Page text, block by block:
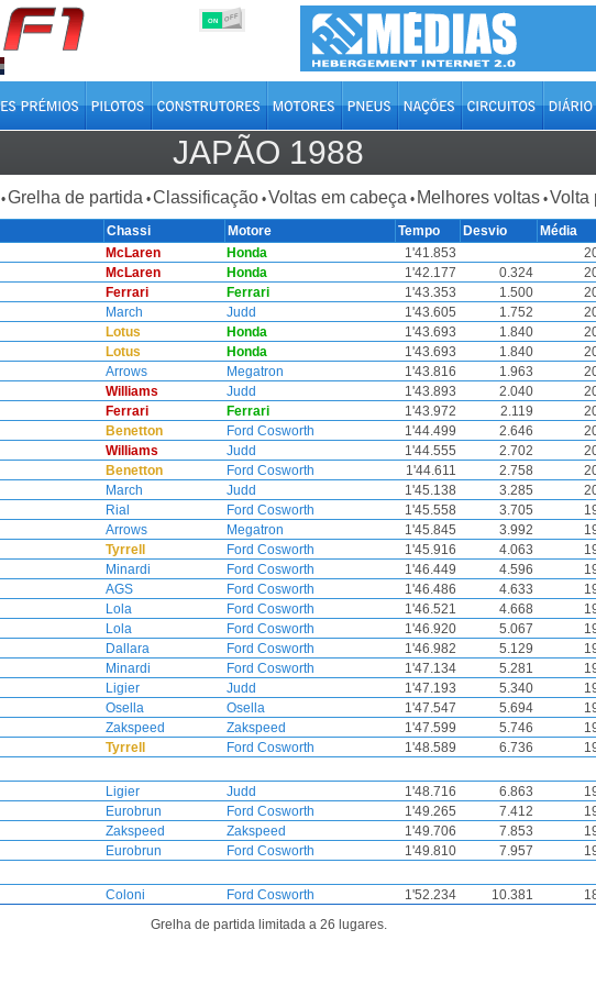
ON OFF
JAPÃO 1988
•Grelha de partida •Classificação •Voltas em cabeça • Melhores voltas •Volta
Chassi Motore Tempo Desvio Média
McLaren Honda 1'41.853
McLaren Honda 1'42.177 0.324
Ferrari Ferrari 1'43.353 1.500
March Judd 1'43.605 1.752
Lotus Honda 1'43.693 1.840
Lotus Honda 1'43.693 1.840
Arrows Megatron 1'43.816 1.963
Williams Judd 1'43.893 2.040
Ferrari Ferrari 1'43.972 2.119
Benetton Ford Cosworth 1'44.499 2.646
Williams Judd 1'44.555 2.702
Benetton Ford Cosworth 1'44.611 2.758
March Judd 1'45.138 3.285
Rial Ford Cosworth 1'45.558 3.705
Arrows Megatron 1'45.845 3.992
Tyrrell Ford Cosworth 1'45.916 4.063
Minardi Ford Cosworth 1'46.449 4.596
AGS Ford Cosworth 1'46.486 4.633
Lola Ford Cosworth 1'46.521 4.668
Lola Ford Cosworth 1'46.920 5.067
Dallara Ford Cosworth 1'46.982 5.129
Minardi Ford Cosworth 1'47.134 5.281
Ligier Judd 1'47.193 5.340
Osella Osella 1'47.547 5.694
Zakspeed Zakspeed 1'47.599 5.746
Tyrrell Ford Cosworth 1'48.589 6.736
Ligier Judd 1'48.716 6.863
Eurobrun Ford Cosworth 1'49.265 7.412
Zakspeed Zakspeed 1'49.706 7.853
Eurobrun Ford Cosworth 1'49.810 7.957
Coloni Ford Cosworth 1'52.234 10.381
Grelha de partida limitada a 26 lugares.